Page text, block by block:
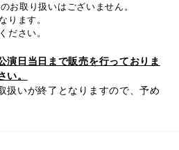
お取り扱いはございません。
ります。
ださい。
日当日まで販売を行っておりま
い。
扱いが終了となりますので、予め